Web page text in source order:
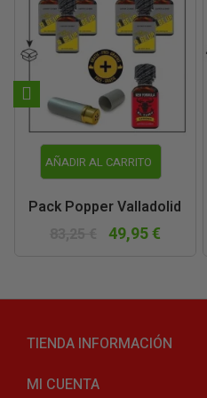
AÑADIR AL CARRITO
Pack Popper Valladolid
49,95 €
TIENDA INFORMACIÓN
MI CUENTA